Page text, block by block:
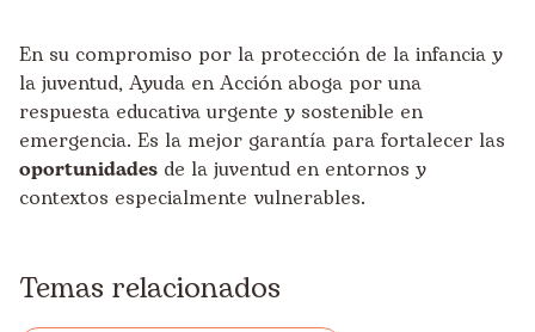
En su compromiso por la protección de la infancia y
la juventud, Ayuda en Acción aboga por una
respuesta educativa urgente y sostenible en
emergencia. Es la mejor garantía para fortalecer las
oportunidades de la juventud en entornos y
contextos especialmente vulnerables.
Temas relacionados